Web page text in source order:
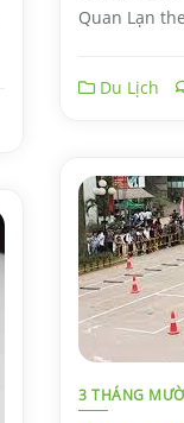
Quan Lạn
Du Lịch
3 THÁNG